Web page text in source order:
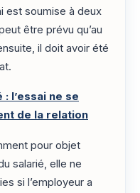
est soumise à deux
être prévu qu’au
il doit avoir été
l’essai ne se
de la relation
pour objet
salarié, elle ne
si l’employeur a